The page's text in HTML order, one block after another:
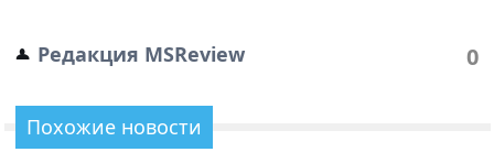
Редакция MSReview 0
Похожие новости